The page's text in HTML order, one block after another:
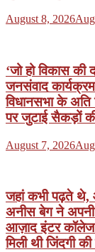
Posted
August 8, 2026
‘जो हो विकास
जनसंवाद
विधानसभा के
पर जुटाई सैकड़ों
Posted
August 7, 2026
जहां कभी पढ़ते थे,
अनीस बेग ने अपनी
आज़ाद इंटर कॉलेज
मिली थी जिंदगी